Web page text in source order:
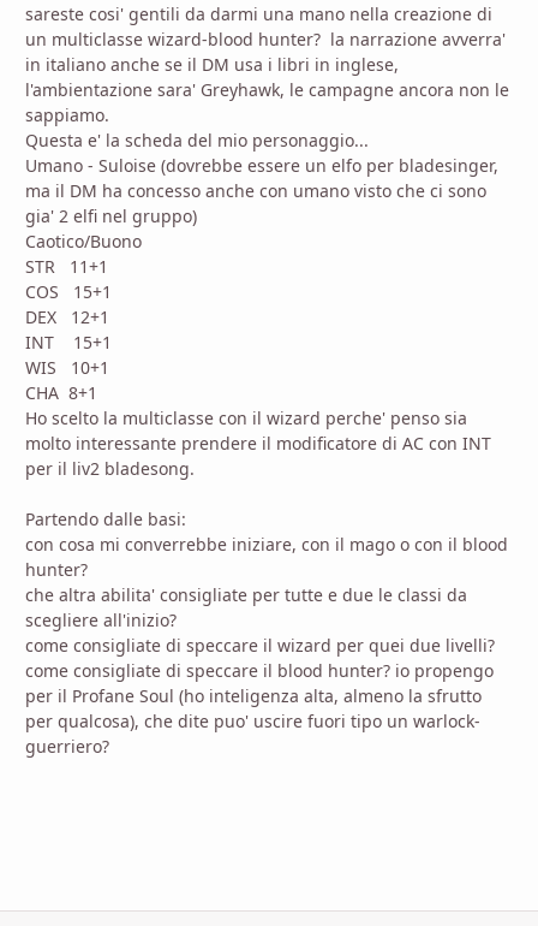
sareste cosi' gentili da darmi una mano nella creazione di
un multiclasse wizard-blood hunter? la narrazione avverra'
in italiano anche se il DM usa i libri in inglese,
l'ambientazione sara' Greyhawk, le campagne ancora non le
sappiamo.
Questa e' la scheda del mio personaggio...
Umano - Suloise (dovrebbe essere un elfo per bladesinger,
ma il DM ha concesso anche con umano visto che ci sono
gia' 2 elfi nel gruppo)
Caotico/Buono
STR 11+1
COS 15+1
DEX 12+1
INT 15+1
WIS 10+1
CHA 8+1
Ho scelto la multiclasse con il wizard perche' penso sia
molto interessante prendere il modificatore di AC con INT
per il liv2 bladesong.
Partendo dalle basi:
con cosa mi converrebbe iniziare, con il mago o con il blood
hunter?
che altra abilita' consigliate per tutte e due le classi da
scegliere all'inizio?
come consigliate di speccare il wizard per quei due livelli?
come consigliate di speccare il blood hunter? io propengo
per il Profane Soul (ho inteligenza alta, almeno la sfrutto
per qualcosa), che dite puo' uscire fuori tipo un warlock-
guerriero?